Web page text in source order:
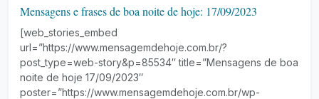
Mensagens e frases de boa noite de hoje: 17/09/2023
[web_stories_embed
url=”https://www.mensagemdehoje.com.br/?
post_type=web-story&p=85534″ title=”Mensagens de boa
noite de hoje 17/09/2023″
poster=”https://www.mensagemdehoje.com.br/wp-